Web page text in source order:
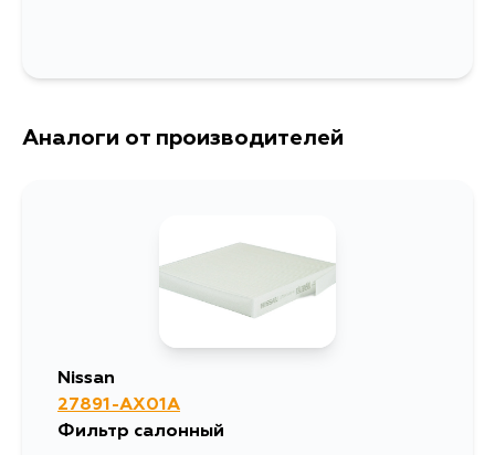
Аналоги от производителей
Nissan
27891-AX01A
Фильтр салонный